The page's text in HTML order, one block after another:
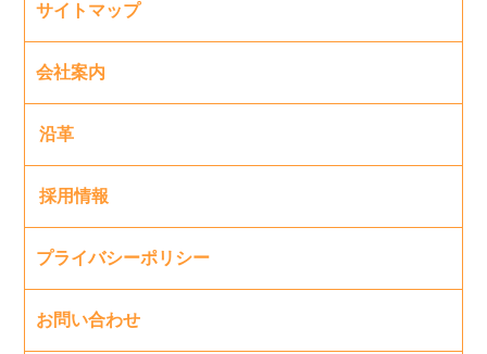
サイトマップ
会社案内
沿革
採用情報
プライバシーポリシー
お問い合わせ